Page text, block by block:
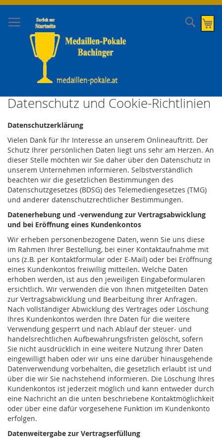
Direkt
Inhalt
Suche
Datenschutz und Cookie-Richtlinien
Datenschutzerklärung
Vielen Dank für Ihr Interesse an unserem Onlineauftritt. Der
Schutz Ihrer persönlichen Daten liegt uns sehr am Herzen. An
dieser Stelle möchten wir Sie daher über den Datenschutz in
unserem Unternehmen informieren. Selbstverständlich
beachten wir die gesetzlichen Bestimmungen des
Datenschutzgesetzes (BDSG) des Telemediengesetzes (TMG)
und anderer datenschutzrechtlicher Bestimmungen.
Datenerhebung und -verwendung zur Vertragsabwicklung
und bei Eröffnung eines Kundenkontos
Wir erheben personenbezogene Daten, wenn Sie uns diese
im Rahmen Ihrer Bestellung, bei einer Kontaktaufnahme mit
uns (z.B. per Kontaktformular oder E-Mail) oder bei Eröffnung
eines Kundenkontos freiwillig mitteilen. Welche Daten
erhoben werden, ist aus den jeweiligen Eingabeformularen
ersichtlich. Wir verwenden die von Ihnen mitgeteilten Daten
zur Vertragsabwicklung und Bearbeitung Ihrer Anfragen.
Nach vollständiger Abwicklung des Vertrages oder Löschung
Ihres Kundenkontos werden Ihre Daten für die weitere
Verwendung gesperrt und nach Ablauf der steuer- und
handelsrechtlichen Aufbewahrungsfristen gelöscht, sofern
Sie nicht ausdrücklich in eine weitere Nutzung Ihrer Daten
eingewilligt haben oder wir uns eine darüber hinausgehende
Datenverwendung vorbehalten, die gesetzlich erlaubt ist und
über die wir Sie nachstehend informieren. Die Löschung Ihres
Kundenkontos ist jederzeit möglich und kann entweder durch
eine Nachricht an die unten beschriebene Kontaktmöglichkeit
oder über eine dafür vorgesehene Funktion im Kundenkonto
erfolgen.
Datenweitergabe zur Vertragserfüllung